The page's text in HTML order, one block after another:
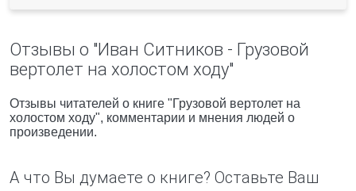
Отзывы о "Иван Ситников - Грузовой
вертолет на холостом ходу"
Отзывы читателей о книге "Грузовой вертолет на
холостом ходу", комментарии и мнения людей о
произведении.
А что Вы думаете о книге? Оставьте Ваш